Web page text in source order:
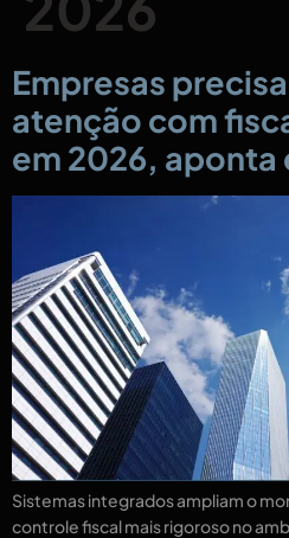
Empresas
atenção com
em 2026, aponta
Sistemas integrados ampliam o
controle fiscal mais rigoroso no